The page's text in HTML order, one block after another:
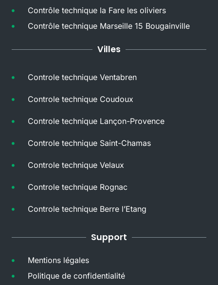
Contrôle technique la Fare les oliviers
Contrôle technique Marseille 15 Bougainville
Villes
Controle technique Ventabren
Controle technique Coudoux
Controle technique Lançon-Provence
Controle technique Saint-Chamas
Controle technique Velaux
Controle technique Rognac
Controle technique Berre l’Etang
Support
Mentions légales
Politique de confidentialité